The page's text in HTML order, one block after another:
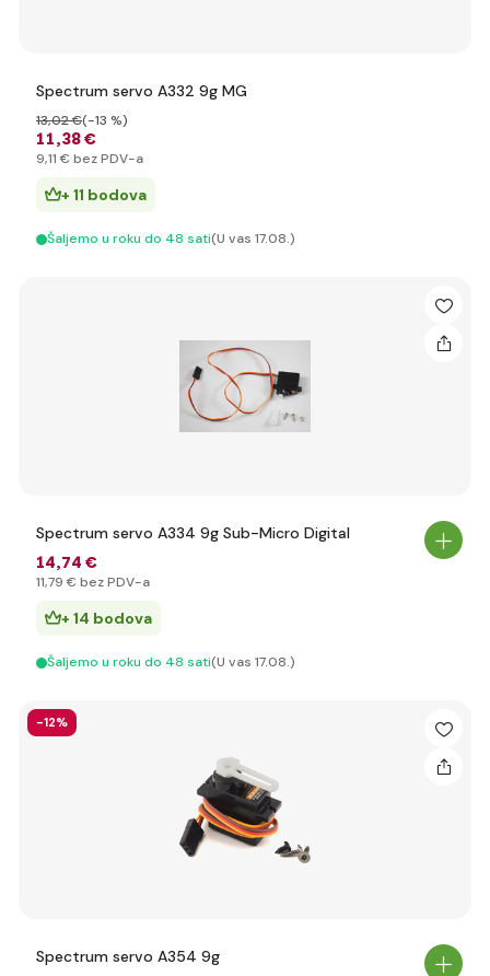
Spectrum servo A332 9g MG
11,38 €
13,02 €(-13 %)
9,11 € bez PDV-a
+ 11 bodova
Šaljemo u roku do 48 sati(U vas 17.08.)
Spectrum servo A334 9g Sub-Micro Digital
14,74 €
11,79 € bez PDV-a
+ 14 bodova
Šaljemo u roku do 48 sati(U vas 17.08.)
-12%
Spectrum servo A354 9g